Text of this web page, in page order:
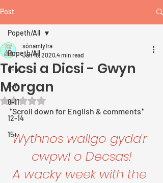
Post
Popeth/All
0-4
5-7
8-11
12-14
15+
Popeth/All
Tricsi a Dicsi - Gwyn
Morgan
sônamlyfra
Jan 16, 2020 4 min read
Rated NaN out of 5 stars.
*Scroll down for English & comments*
Wythnos wallgo gyda'r
cwpwl o Decsas!
A wacky week with the